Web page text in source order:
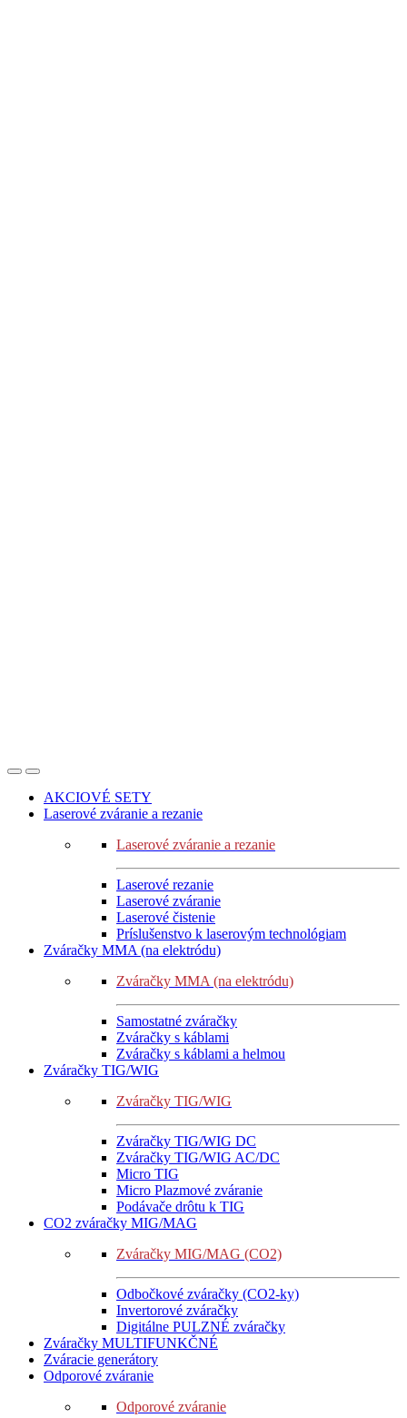
AKCIOVÉ SETY
Laserové zváranie a rezanie
Laserové zváranie a rezanie
Laserové rezanie
Laserové zváranie
Laserové čistenie
Príslušenstvo k laserovým technológiam
Zváračky MMA (na elektródu)
Zváračky MMA (na elektródu)
Samostatné zváračky
Zváračky s káblami
Zváračky s káblami a helmou
Zváračky TIG/WIG
Zváračky TIG/WIG
Zváračky TIG/WIG DC
Zváračky TIG/WIG AC/DC
Micro TIG
Micro Plazmové zváranie
Podávače drôtu k TIG
CO2 zváračky MIG/MAG
Zváračky MIG/MAG (CO2)
Odbočkové zváračky (CO2-ky)
Invertorové zváračky
Digitálne PULZNÉ zváračky
Zváračky MULTIFUNKČNÉ
Zváracie generátory
Odporové zváranie
Odporové zváranie